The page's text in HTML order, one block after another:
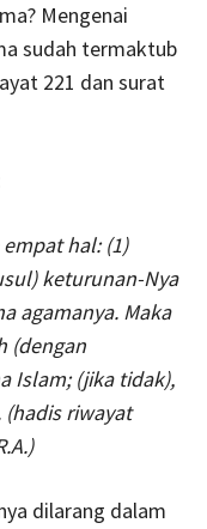
Mengenai
sudah termaktub
221 dan surat
empat hal:(1)
keturunan-Nya
agamanya. Maka
(dengan
Islam; (jika tidak),
riwayat
dilarang dalam